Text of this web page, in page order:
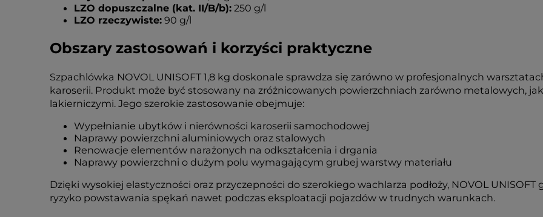
LZO dopuszczalne (kat. II/B/b): 250 g/l
LZO rzeczywiste: 90 g/l
Obszary zastosowań i korzyści praktyczne
Szpachlówka NOVOL UNISOFT 1,8 kg doskonale sprawdza się zarówno w profesjonalnych
karoserii. Produkt może być stosowany na zróżnicowanych powierzchniach zarówno metalowych,
lakierniczymi. Jego szerokie zastosowanie obejmuje:
Wypełnianie ubytków i nierówności karoserii samochodowej
Naprawy powierzchni aluminiowych oraz stalowych
Renowacje elementów narażonych na odkształcenia i drgania
Naprawy powierzchni o dużym polu wymagającym grubej warstwy materiału
Dzięki wysokiej elastyczności oraz przyczepności do szerokiego wachlarza podłoży, NOVOL
ryzyko powstawania spękań nawet podczas eksploatacji pojazdów w trudnych warunkach.